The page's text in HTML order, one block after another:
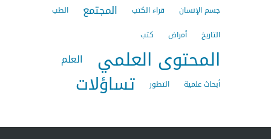
جسم الإنسان قراء الكتب المجتمع
الطب
التاريخ
أمراض كتب
المحتوى العلمي العلم
أبحاث علمية التطور تساؤلات